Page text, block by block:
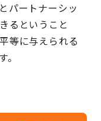
パートナーシッ
るということ
等に与えられる